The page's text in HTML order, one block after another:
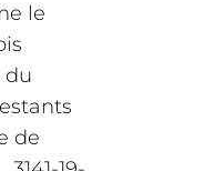
le
du
de